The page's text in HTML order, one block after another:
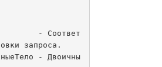
- Соответ
запроса.
- Двоичны